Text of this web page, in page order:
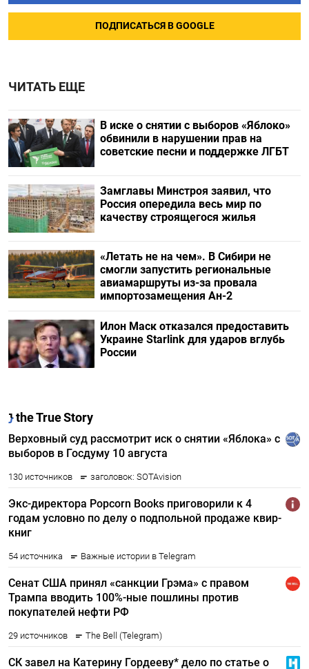
ПОДПИСАТЬСЯ В GOOGLE
ЧИТАТЬ ЕЩЕ
В иске о снятии с выборов «Яблоко»
обвинили в нарушении прав на
советские песни и поддержке ЛГБТ
Замглавы Минстроя заявил, что
Россия опередила весь мир по
качеству строящегося жилья
«Летать не на чем». В Сибири не
смогли запустить региональные
авиамаршруты из-за провала
импортозамещения Ан-2
Илон Маск отказался предоставить
Украине Starlink для ударов вглубь
России